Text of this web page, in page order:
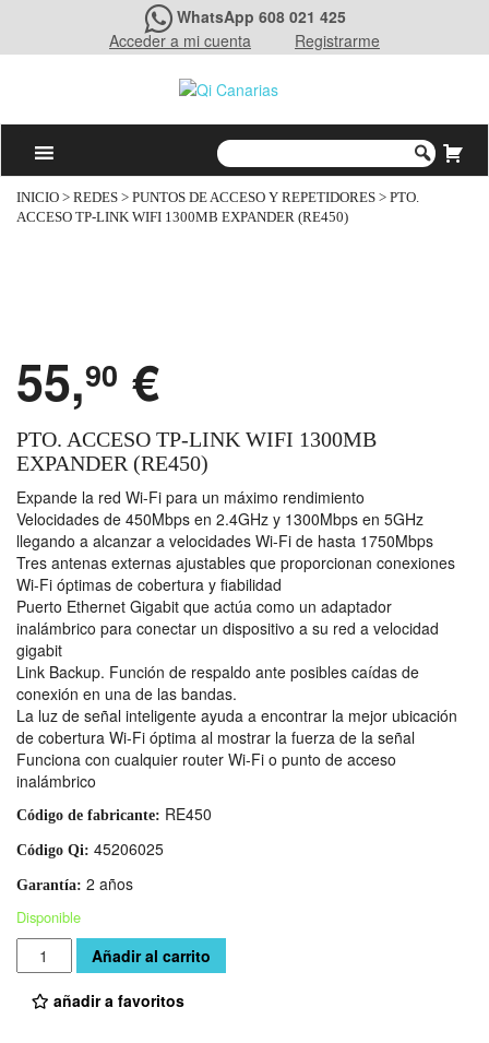
WhatsApp 608 021 425
Acceder a mi cuenta
Registrarme
INICIO > REDES > PUNTOS DE ACCESO Y REPETIDORES > PTO.
ACCESO TP-LINK WIFI 1300MB EXPANDER (RE450)
55,90 €
PTO. ACCESO TP-LINK WIFI 1300MB
EXPANDER (RE450)
Expande la red Wi-Fi para un máximo rendimiento
Velocidades de 450Mbps en 2.4GHz y 1300Mbps en 5GHz
llegando a alcanzar a velocidades Wi-Fi de hasta 1750Mbps
Tres antenas externas ajustables que proporcionan conexiones
Wi-Fi óptimas de cobertura y fiabilidad
Puerto Ethernet Gigabit que actúa como un adaptador
inalámbrico para conectar un dispositivo a su red a velocidad
gigabit
Link Backup. Función de respaldo ante posibles caídas de
conexión en una de las bandas.
La luz de señal inteligente ayuda a encontrar la mejor ubicación
de cobertura Wi-Fi óptima al mostrar la fuerza de la señal
Funciona con cualquier router Wi-Fi o punto de acceso
inalámbrico
Código de fabricante: RE450
Código Qi: 45206025
Garantía: 2 años
Disponible
Cantidad Añadir al carrito
añadir a favoritos